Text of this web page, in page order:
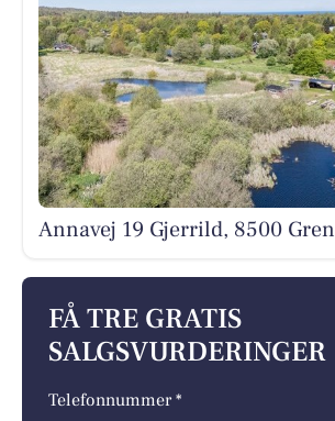
Annavej 19 Gjerrild, 8500
FÅ TRE GRATIS
SALGSVURDERINGER
Telefonnummer *